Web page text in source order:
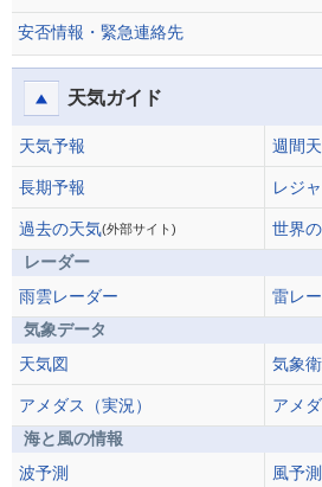
安否情報・緊急連絡先
天気ガイド
天気予報 週間
長期予報 レジ
過去の天気(外部サイト)
世界
レーダー
雨雲レーダー
雷レ
気象データ
天気図
気象
アメダス（実況）
アメ
海と風の情報
波予測
風予測